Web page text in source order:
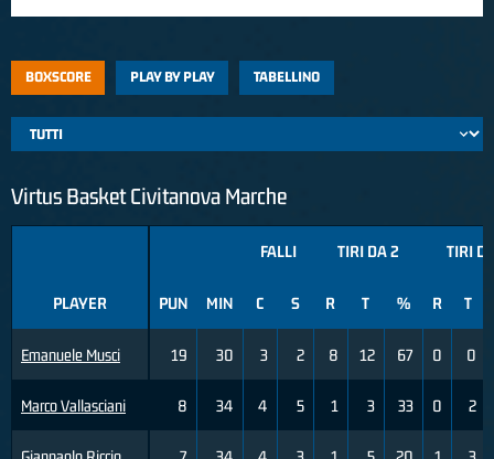
BOXSCORE PLAY BY PLAY TABELLINO
Virtus Basket Civitanova Marche
PLAYER
Emanuele Musci
Marco Vallasciani
FALLI TIRI DA 2 TIRI
PUN MIN C S R T % R T
19 30 3 2 8 12 67 0 0
8 34 4 5 1 3 33 0 2